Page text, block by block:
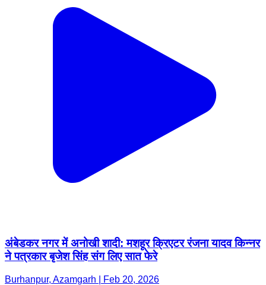
अंबेडकर नगर में अनोखी शादी: मशहूर क्रिएटर रंजना यादव किन्नर
ने पत्रकार बृजेश सिंह संग लिए सात फेरे
Burhanpur, Azamgarh | Feb 20, 2026